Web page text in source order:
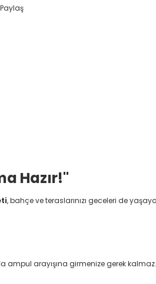
Paylaş
Hazır!"
, bahçe ve teraslarınızı geceleri de
arayışına girmenize gerek